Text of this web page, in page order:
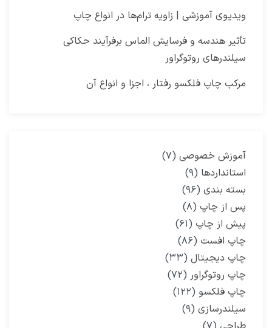
ویدیوی آموزشی | زاویه ترام‌ها در انواع چاپ
تأثیر هندسه و فرسایش الماس برفرآیند حکاکی
سیلندرهای روتوگراور
مرکب چاپ فلکسو رفتار ، اجزا و انواع آن
آموزش خصوصی (۷)
استانداردها (۹)
بسته بندی (۹۶)
پس از چاپ (۸)
پیش از چاپ (۶۱)
چاپ افست (۸۶)
چاپ دیجیتال (۳۳)
چاپ روتوگراور (۷۲)
چاپ فلکسو (۱۲۲)
سیلندرسازی (۹)